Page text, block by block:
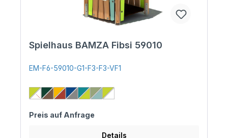
Spielhaus BAMZA Fibsi 59010
EM-F6-59010-G1-F3-F3-VF1
Preis auf Anfrage
Details